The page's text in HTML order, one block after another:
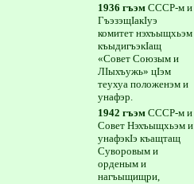
1936 гъэм СССР-м и
ГъэзэщIакIуэ
комитет нэхъыщхьэм
къыдигъэкIащ
«Совет Союзым и
ЛIыхъужь» цIэм
теухуа положенэм и
унафэр.
1942 гъэм СССР-м и
Совет Нэхъыщхьэм и
унафэкIэ къащтащ
Суворовым и
орденым и
нагъыщищри,